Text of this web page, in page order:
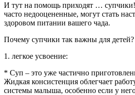
И тут на помощь приходят …
часто недооцененные, могут стать
здоровом питании вашего чада.
Почему супчики так важны для детей?
1. легкое усвоение:
* Суп – это уже частично
Жидкая консистенция облегчает
системы малыша, особенно если у